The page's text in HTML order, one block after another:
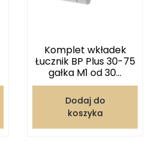
Komplet wkładek
Łucznik BP Plus 30-75
gałka M1 od 30...
Dodaj do
koszyka